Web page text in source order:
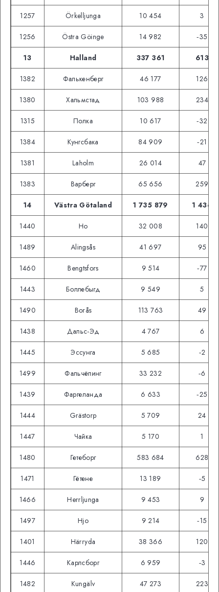
1257 Örkelljunga 10 454 3
1256 Östra Göinge 14 982 ‑35
13 Halland 337 361 613
1382 Фалькенберг 46 177 126
1380 Хальмстад 103 988 234
1315 Полка 10 617 ‑32
1384 Кунгсбака 84 909 ‑21
1381 Laholm 26 014 47
1383 Варберг 65 656 259
14 Västra Götaland 1 735 879 1 436
1440 Но 32 008 140
1489 Alingsås 41 697 95
1460 Bengtsfors 9 514 ‑77
1443 Боллебыгд 9 549 5
1490 Borås 113 763 49
1438 Дальс-Эд 4 767 6
1445 Эссунга 5 685 ‑2
1499 Фальчёпинг 33 232 ‑6
1439 Фаргеланда 6 633 ‑25
1444 Grästorp 5 709 24
1447 Чайка 5 170 1
1480 Гетеборг 583 684 628
1471 Гётене 13 189 ‑5
1466 Herrljunga 9 453 9
1497 Hjo 9 214 ‑15
1401 Härryda 38 366 120
1446 Карлсборг 6 959 ‑3
1482 Kungälv 47 273 223